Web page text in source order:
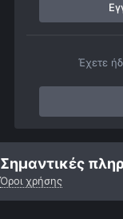
Έχετε
Αρχή
Σημαντικές
Όροι χρήσης
Forum